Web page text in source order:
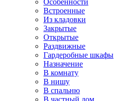
Особенности
Встроенные
Из кладовки
Закрытые
Открытые
Раздвижные
Гардеробные шкафы
Назначение
В комнату
В нишу
В спальню
В частный дом